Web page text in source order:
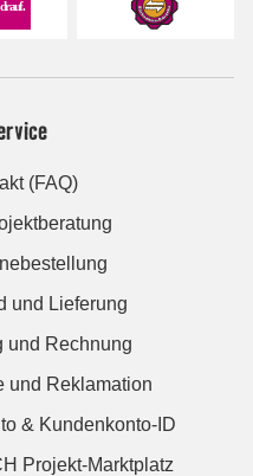
(FAQ)
und Lieferung
und Rechnung
und Reklamation
& Kundenkonto-ID
Projekt-Marktplatz